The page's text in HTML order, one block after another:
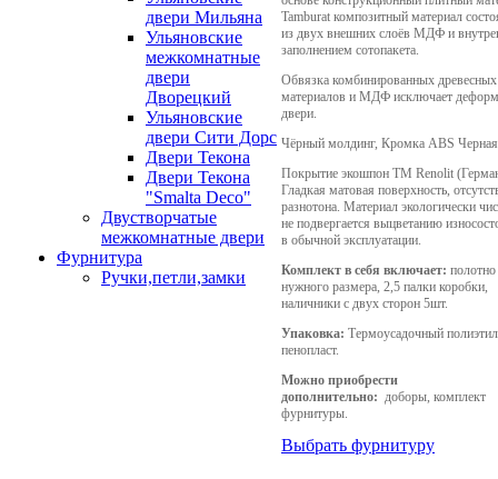
двери Мильяна
Ульяновские
межкомнатные
двери
Дворецкий
Ульяновские
двери Сити Дорс
Двери Текона
Двери Текона
"Smalta Deco"
Двустворчатые
межкомнатные двери
Фурнитура
Ручки,петли,замки
Tamburat композитный материал
из двух внешних слоёв МДФ и
заполнением сотопакета.
Обвязка комбинированных древесных
материалов и МДФ исключает
двери.
Чёрный молдинг, Кромка ABS
Покрытие экошпон TM Renolit
Гладкая матовая поверхность,
разнотона. Материал экологически
не подвергается выцветанию
в обычной эксплуатации.
Комплект в себя включает: полотно
нужного размера, 2,5 палки коробки,
наличники с двух сторон 5шт.
Упаковка: Термоусадочный
пенопласт.
Можно приобрести
дополнительно: доборы, комплект
фурнитуры.
Выбрать фурнитуру